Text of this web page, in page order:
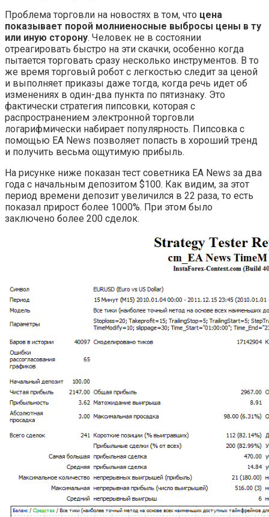
Проблема торговли на новостях в том, что цена
показывает порой молниеносные выбросы цены в ту
или иную сторону. Человек не в состоянии
отреагировать быстро на эти скачки, особенно когда
пытается торговать сразу несколько инструментов. В то
же время торговый робот с легкостью следит за ценой
и выполняет приказы даже тогда, когда речь идет об
изменениях в один-два пункта по пятизнаку. Это
фактически стратегия пипсовки, которая с
распространением электронной торговли
логарифмически набирает популярность. Пипсовка с
помощью EA News позволяет попасть в хороший тренд
и получить весьма ощутимую прибыль.
На рисунке ниже показан тест советника EA News за два
года с начальным депозитом $100. Как видим, за этот
период времени депозит увеличился в 22 раза, то есть
показал прирост более 1000%. При этом было
заключено более 200 сделок.